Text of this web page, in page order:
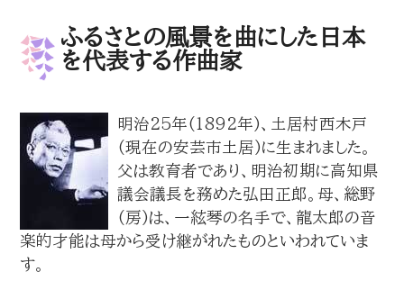
ふるさとの風景を曲にした日本
を代表する作曲家
明治25年(1892年)、土居村西木戸
(現在の安芸市土居)に生まれました。
父は教育者であり、明治初期に高知県
議会議長を務めた弘田正郎。母、総野
(房)は、一絃琴の名手で、龍太郎の音
楽的才能は母から受け継がれたものといわれていま
す。